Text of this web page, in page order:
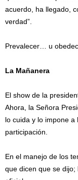
acuerdo, ha llegado,
verdad”.
Prevalecer… u
La Mañanera
El show de la
Ahora, la Señora
lo cuida y lo impone
participación.
En el manejo de los
que dicen que se